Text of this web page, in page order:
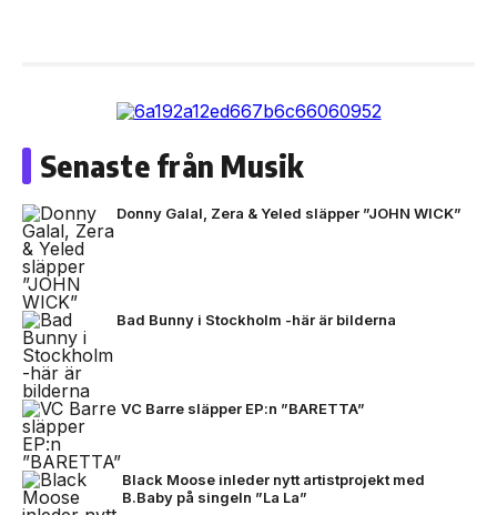
Senaste från Musik
Donny Galal, Zera & Yeled släpper ”JOHN WICK”
Bad Bunny i Stockholm -här är bilderna
VC Barre släpper EP:n ”BARETTA”
Black Moose inleder nytt artistprojekt med
B.Baby på singeln ”La La”